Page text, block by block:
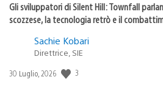
Gli sviluppatori di Silent Hill: Townfall
scozzese, la tecnologia retrò e il
Sachie Kobari
Direttrice, SIE
Data
30 Luglio, 2026 3